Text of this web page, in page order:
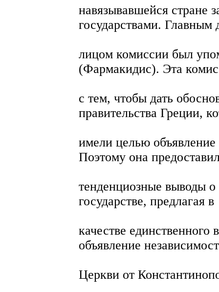
навязывавшейся стране
государствами.
лицом комиссии был
(Фармакидис). Эта
с тем, чтобы дать
правительства Греции,
имели целью
Поэтому она
тенденциозные выводы
государстве, предлагая в
качестве
объявление
Церкви от